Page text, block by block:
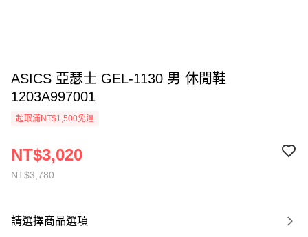
ASICS 亞瑟士 GEL-1130 男 休閒鞋
1203A997001
超取滿NT$1,500免運
NT$3,780
NT$3,020
請選擇商品選項